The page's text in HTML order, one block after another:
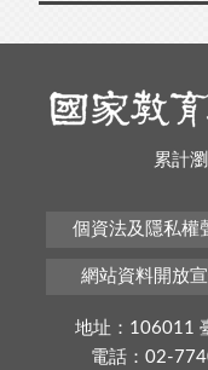
累計
個資法及隱私權
網站資料開放
地址：106011
電話：02-